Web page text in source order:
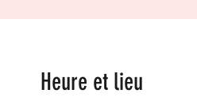
Heure et lieu